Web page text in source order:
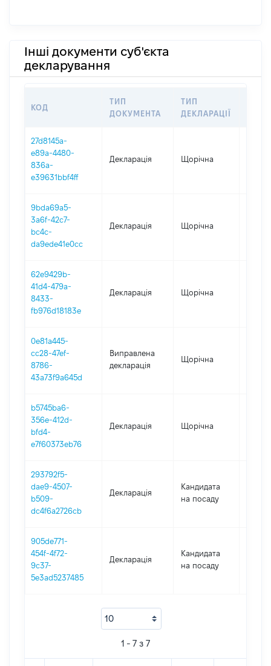
Інші документи суб'єкта
декларування
КОД
ТИП
ДОКУМЕНТА
ТИП
ДЕКЛАРАЦІЇ
27d8145a-
e89a-4480-
836a-
e39631bbf4ff
Декларація Щорічна
9bda69a5-
3a6f-42c7-
bc4c-
da9ede41e0cc
Декларація Щорічна
62e9429b-
41d4-479a-
8433-
fb976d18183e
Декларація Щорічна
0e81a445-
cc28-47ef-
8786-
43a73f9a645d
Виправлена
декларація
Щорічна
b5745ba6-
356e-412d-
bfd4-
e7f60373eb76
Декларація Щорічна
293792f5-
dae9-4507-
b509-
dc4f6a2726cb
Декларація
Кандидата
на посаду
905de771-
454f-4f72-
9c37-
5e3ad5237485
Декларація
Кандидата
на посаду
1 - 7 з 7